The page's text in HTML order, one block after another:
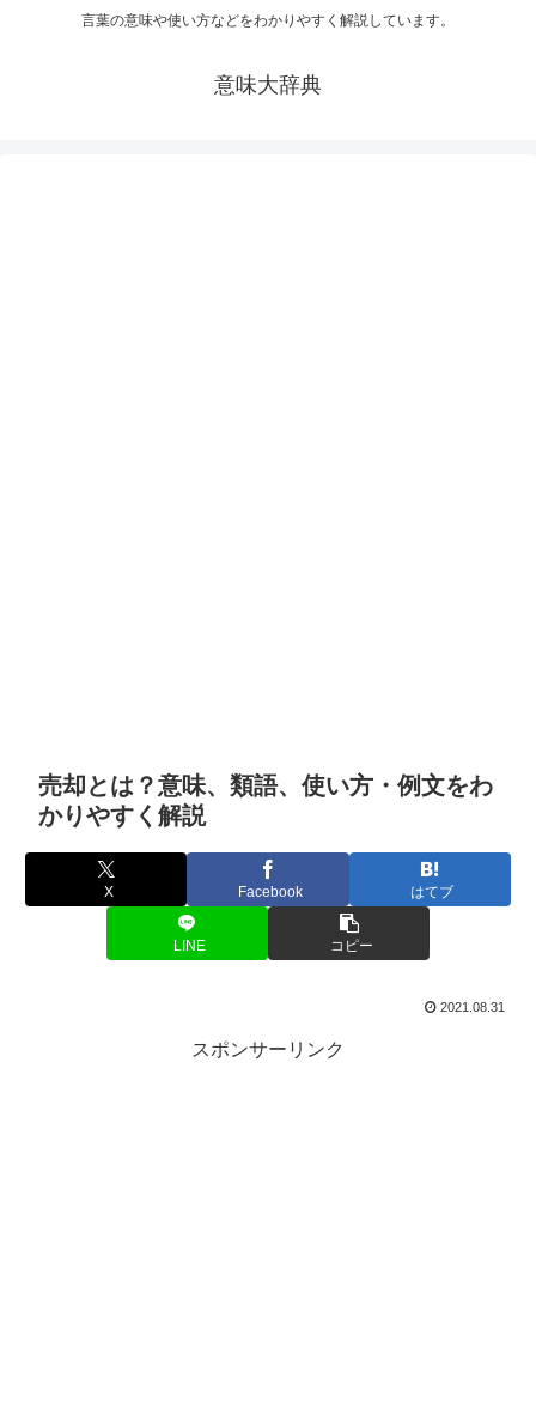
言葉の意味や使い方などをわかりやすく解説しています。
意味大辞典
売却とは？意味、類語、使い方・例文をわ
かりやすく解説
X Facebook はてブ
LINE コピー
2021.08.31
スポンサーリンク